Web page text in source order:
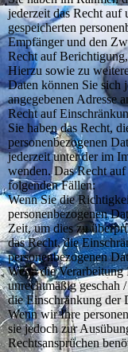
jederzeit das Recht
gespeicherten
Empfänger und den
Recht auf
Hierzu sowie zu
Daten können Sie sich
angegebenen Adresse
Recht auf
Sie haben das Recht,
personenbezogenen
jederzeit unter der im
wenden. Das Recht
folgenden Fällen:
Wenn Sie die
personenbezogenen
Zeit, um dies zu
das Recht, die
personenbezogenen
Wenn die Verarbeitung
unrechtmäßig geschah
die Einschränkung der
Wenn wir Ihre
sie jedoch zur
Rechtsansprüchen